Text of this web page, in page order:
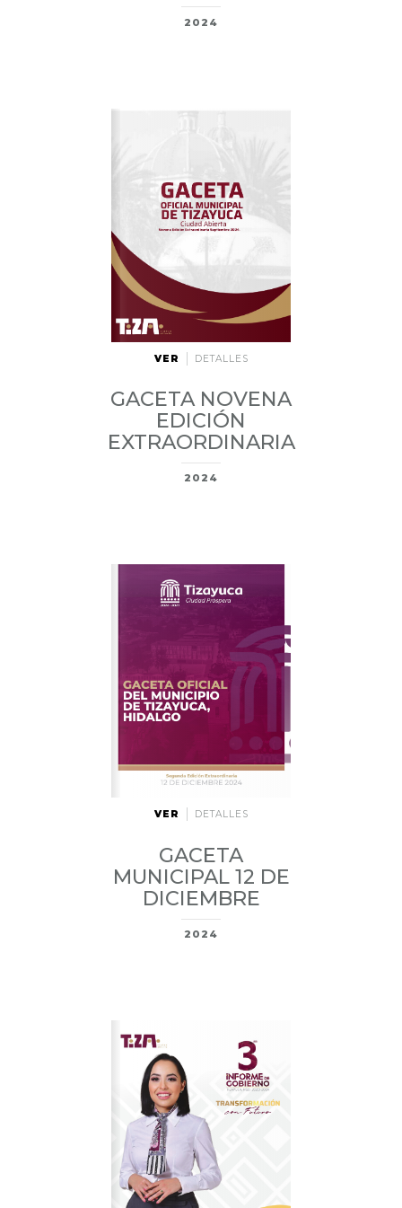
2024
VER DETALLES
GACETA NOVENA
EDICIÓN
EXTRAORDINARIA
2024
VER DETALLES
GACETA
MUNICIPAL 12 DE
DICIEMBRE
2024